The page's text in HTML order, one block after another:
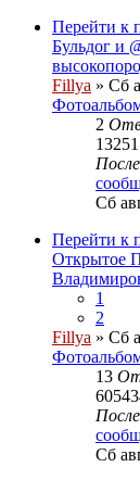
Перейти к
Бульдог и
Fillya » Сб
2
13251
Сб
Перейти к
Открытое
1
2
Fillya » Сб
13
Сб